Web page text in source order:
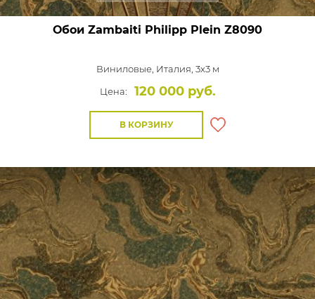
Обои Zambaiti Philipp Plein Z8090
Виниловые, Италия, 3x3 м
Цена:
120 000 руб.
В КОРЗИНУ